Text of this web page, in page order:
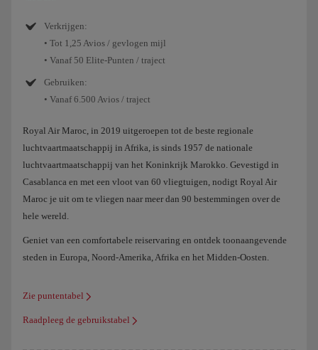
Verkrijgen:
• Tot 1,25 Avios / gevlogen mijl
• Vanaf 50 Elite-Punten / traject
Gebruiken:
• Vanaf 6.500 Avios / traject
Royal Air Maroc, in 2019 uitgeroepen tot de beste regionale
luchtvaartmaatschappij in Afrika, is sinds 1957 de nationale
luchtvaartmaatschappij van het Koninkrijk Marokko. Gevestigd in
Casablanca en met een vloot van 60 vliegtuigen, nodigt Royal Air
Maroc je uit om te vliegen naar meer dan 90 bestemmingen over de
hele wereld.
Geniet van een comfortabele reiservaring en ontdek toonaangevende
steden in Europa, Noord-Amerika, Afrika en het Midden-Oosten.
Zie puntentabel
Raadpleeg de gebruikstabel